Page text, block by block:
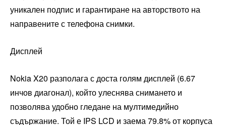
уникален подпис и гарантиране на авторството на
направените с телефона снимки.
Дисплей
Nokia X20 разполага с доста голям дисплей (6.67
инчов диагонал), който улеснява снимането и
позволява удобно гледане на мултимедийно
съдържание. Той е IPS LCD и заема 79.8% от корпуса